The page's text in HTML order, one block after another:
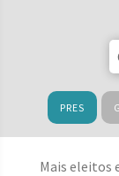
PRES
Mais eleitos